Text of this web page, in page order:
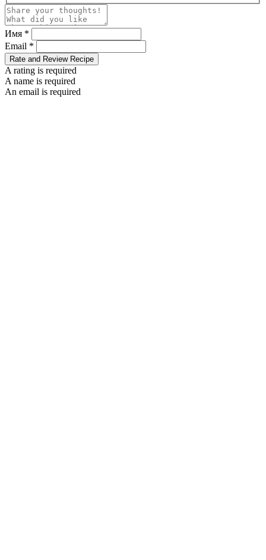
Имя *
Email *
Rate and Review Recipe
A rating is required
A name is required
An email is required